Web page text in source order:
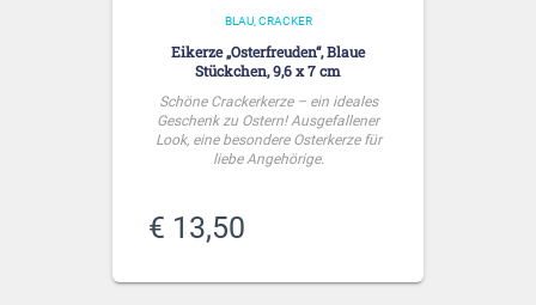
BLAU CRACKER
Eikerze „Osterfreuden“, Blaue
Stückchen, 9,6 x 7 cm
Schöne Crackerkerze – ein ideales
Geschenk zu Ostern! Ausgefallener
Look, eine besondere Osterkerze für
liebe Angehörige.
€ 13,50